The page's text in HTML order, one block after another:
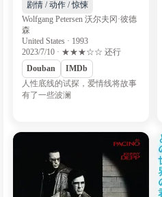
剧情 / 动作 / 惊悚
Wolfgang Petersen 沃尔夫冈·彼德
森
United States · 1993
2023/7/10 · ★★★☆☆ 还行
Douban
IMDb
人性底线的试探，爱情线将故事
有了一些波澜